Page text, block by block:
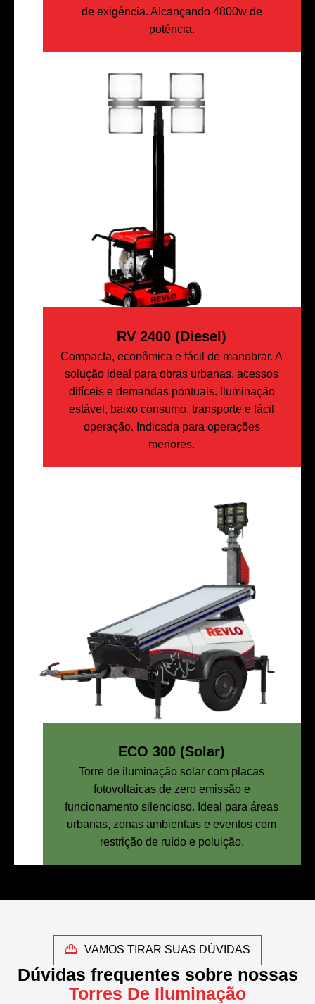
de exigência. Alcançando 4800w de
potência.
RV 2400 (Diesel)
Compacta, econômica e fácil de manobrar. A
solução ideal para obras urbanas, acessos
difíceis e demandas pontuais. Iluminação
estável, baixo consumo, transporte e fácil
operação. Indicada para operações
menores.
ECO 300 (Solar)
Torre de iluminação solar com placas
fotovoltaicas de zero emissão e
funcionamento silencioso. Ideal para áreas
urbanas, zonas ambientais e eventos com
restrição de ruído e poluição.
VAMOS TIRAR SUAS DÚVIDAS
Dúvidas frequentes sobre nossas
Torres De Iluminação